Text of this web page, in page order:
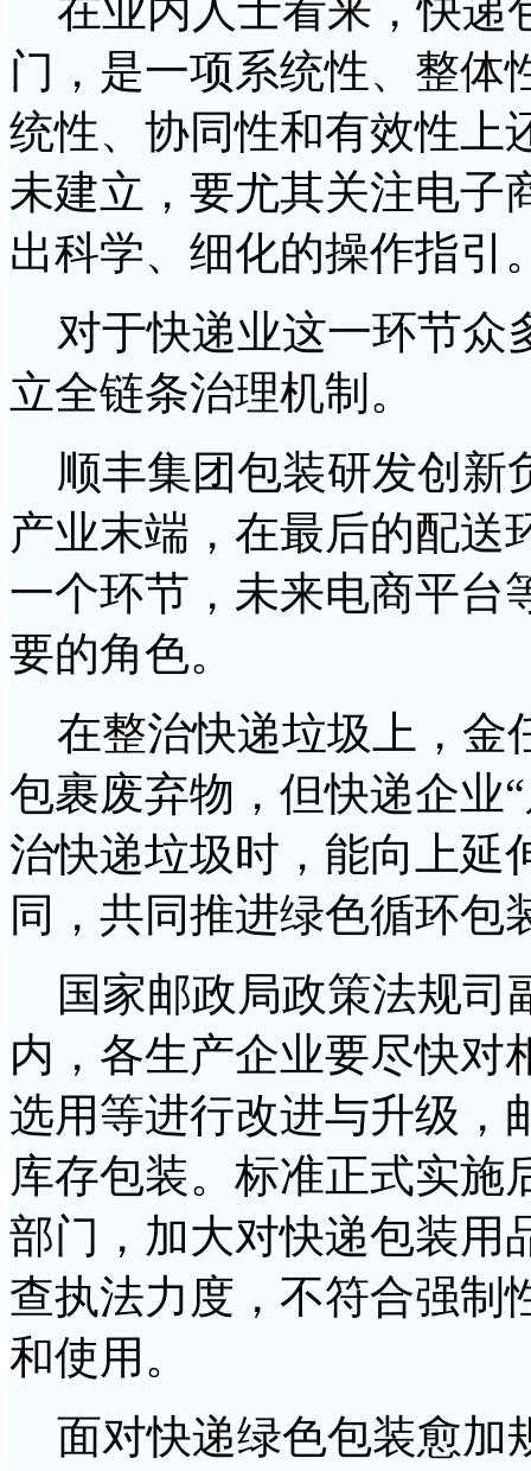
在业内人士看来，快递
门，是一项系统性、整体
统性、协同性和有效性上
未建立，要尤其关注电子
出科学、细化的操作指引
对于快递业这一环节众
立全链条治理机制。
顺丰集团包装研发创新
产业末端，在最后的配送
一个环节，未来电商平台
要的角色。
在整治快递垃圾上，金
包裹废弃物，但快递企业
治快递垃圾时，能向上延
同，共同推进绿色循环包
国家邮政局政策法规司
内，各生产企业要尽快对
选用等进行改进与升级，
库存包装。标准正式实施
部门，加大对快递包装用
查执法力度，不符合强制
和使用。
面对快递绿色包装愈加